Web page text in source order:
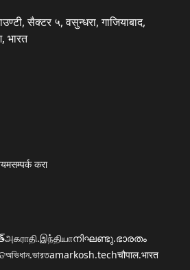
सैक्टर ५, वसुन्धरा, गाजियाबाद,
भारत
सम्पर्क करा
அகராதி.இந்தியாനിഘണ്ടു.ഭാരതം
অভিধান.ভারতamarkosh.techचौपाल.भारत